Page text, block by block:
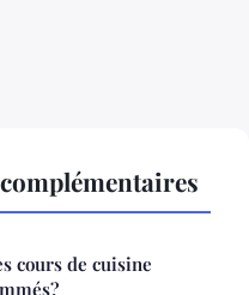
cours de cuisine